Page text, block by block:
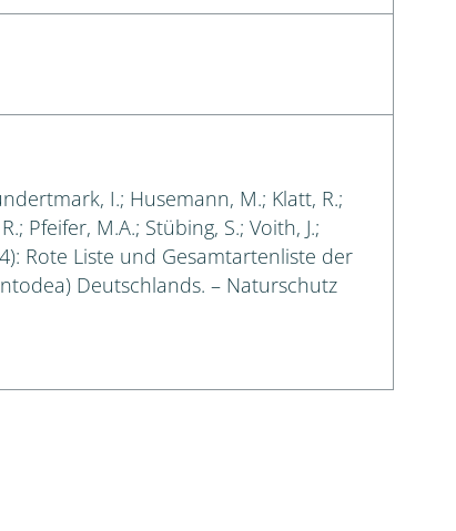
I.; Husemann, M.; Klatt, R.;
Pfeifer, M.A.; Stübing, S.; Voith, J.;
Rote Liste und Gesamtartenliste der
Deutschlands. – Naturschutz